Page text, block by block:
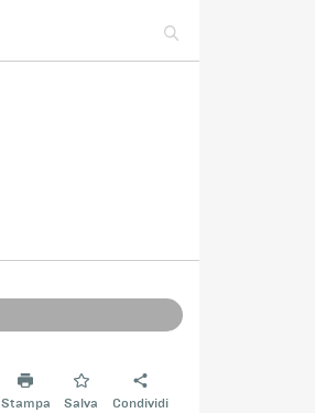
Stampa Salva Condividi